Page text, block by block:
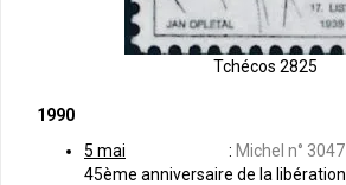
Tchécos 2825
1990
5 mai : Michel n° 3047
45ème anniversaire de la libération